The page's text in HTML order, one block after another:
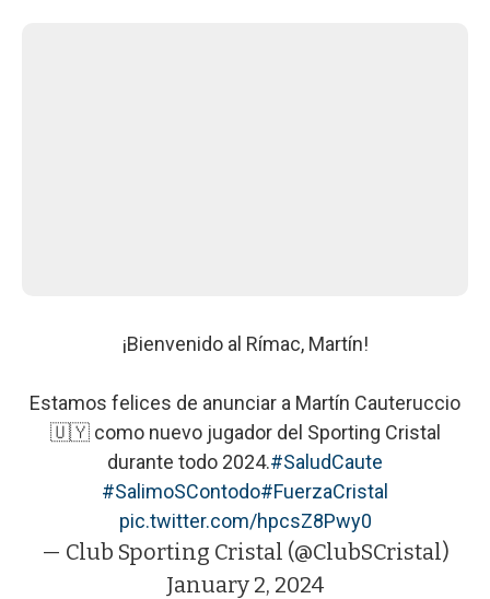
¡Bienvenido al Rímac, Martín!
Estamos felices de anunciar a Martín Cauteruccio
🇺🇾 como nuevo jugador del Sporting Cristal
durante todo 2024.#SaludCaute
#SalimoSContodo#FuerzaCristal
pic.twitter.com/hpcsZ8Pwy0
— Club Sporting Cristal (@ClubSCristal)
January 2, 2024